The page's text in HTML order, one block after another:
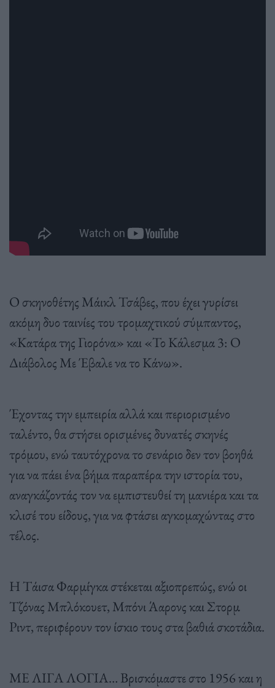
Ο σκηνοθέτης Μάικλ Τσάβες, που έχει γυρίσει
ακόμη δυο ταινίες του τρομαχτικού σύμπαντος,
«Κατάρα της Γιορόνα» και «Το Κάλεσμα 3: Ο
Διάβολος Με Έβαλε να το Κάνω».
Έχοντας την εμπειρία αλλά και περιορισμένο
ταλέντο, θα στήσει ορισμένες δυνατές σκηνές
τρόμου, ενώ ταυτόχρονα το σενάριο δεν τον βοηθά
για να πάει ένα βήμα παραπέρα την ιστορία του,
αναγκάζοντάς τον να εμπιστευθεί τη μανιέρα και τα
κλισέ του είδους, για να φτάσει αγκομαχώντας στο
τέλος.
Η Τάισα Φαρμίγκα στέκεται αξιοπρεπώς, ενώ οι
Τζόνας Μπλόκουετ, Μπόνι Άαρονς και Στορμ
Ριντ, περιφέρουν τον ίσκιο τους στα βαθιά σκοτάδια.
ΜΕ ΛΙΓΑ ΛΟΓΙΑ… Βρισκόμαστε στο 1956 και η